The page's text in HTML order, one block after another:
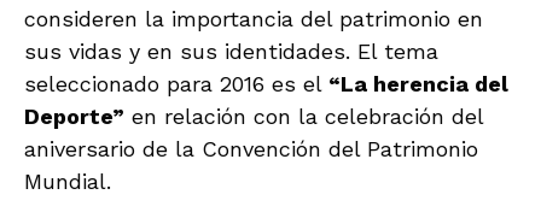
consideren la importancia del patrimonio en
sus vidas y en sus identidades. El tema
seleccionado para 2016 es el “La herencia del
Deporte” en relación con la celebración del
aniversario de la Convención del Patrimonio
Mundial.